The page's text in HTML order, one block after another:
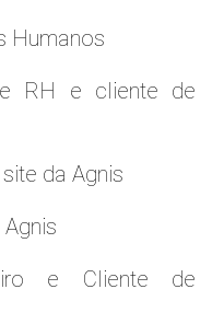
Humanos
RH e cliente de
da Agnis
e Cliente de